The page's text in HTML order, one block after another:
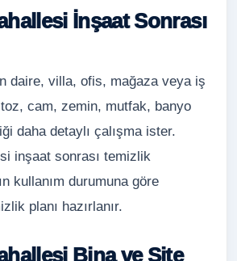
İnşaat Sonrası
daire, villa, ofis, mağaza veya iş
cam, zemin, mutfak, banyo
daha detaylı çalışma ister.
inşaat sonrası temizlik
kullanım durumuna göre
planı hazırlanır.
Bina ve Site